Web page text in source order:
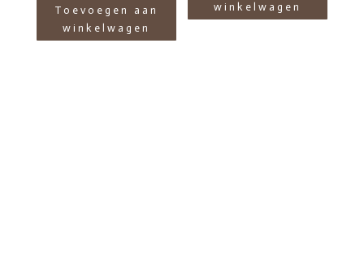
Toevoegen aan
winkelwagen
winkelwagen